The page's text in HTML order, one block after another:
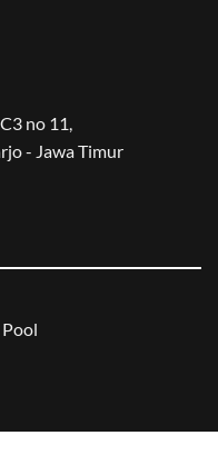
no 11,
- Jawa Timur